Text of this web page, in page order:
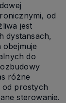
od
jest
dystansach,
do
różne
od prostych
sterowanie.